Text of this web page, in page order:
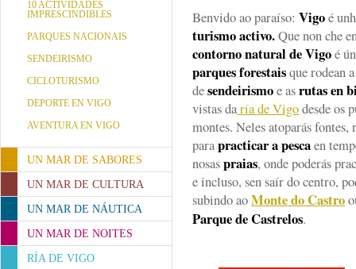
10 ACTIVIDADES
IMPRESCINDIBLES
PARQUES NACIONAIS
SENDEIRISMO
CICLOTURISMO
DEPORTE EN VIGO
AVENTURA EN VIGO
UN MAR DE SABORES
UN MAR DE CULTURA
UN MAR DE NÁUTICA
UN MAR DE NOITES
RÍA DE VIGO
Benvido ao paraíso: Vigoé
turismo activo.Que non che
contorno natural de Vigoé
parques forestaisque rodean
desendeirismoe asrutas en
vistas daría de Vigodesde os
montes. Neles atoparás
parapracticar a pescaen
nosaspraias, onde poderás
e incluso, sen saír do centro,
subindo aoMonte do Castro
Parque de Castrelos.